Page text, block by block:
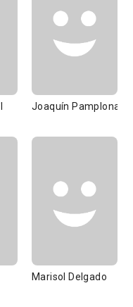
Joaquín Pamplona
Marisol Delgado